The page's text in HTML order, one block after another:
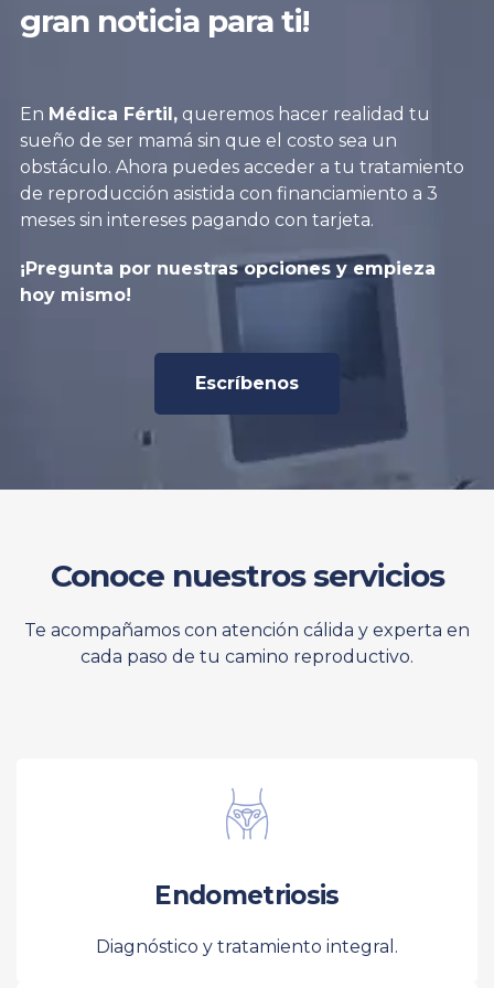
gran noticia para ti!
En Médica Fértil,queremos hacer realidad tu
sueño de ser mamá sin que el costo sea un
obstáculo. Ahora puedes acceder a tu tratamiento
de reproducción asistida con financiamiento a 3
meses sin intereses pagando con tarjeta.
¡Pregunta por nuestras opciones y empieza
hoy mismo!
Escríbenos
Conoce nuestros servicios
Te acompañamos con atención cálida y experta en
cada paso de tu camino reproductivo.
Endometriosis
Diagnóstico y tratamiento integral.